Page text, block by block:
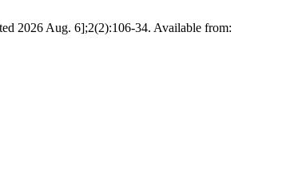
2026 Aug. 6];2(2):106-34. Available from: